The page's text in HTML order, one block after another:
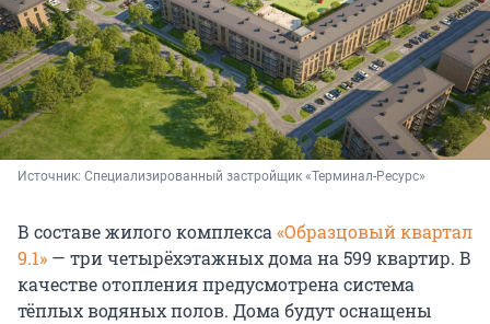
Источник: Специализированный застройщик «Терминал-Ресурс»
В составе жилого комплекса«Образцовый квартал
9.1» — три четырёхэтажных дома на 599 квартир. В
качестве отопления предусмотрена система
тёплых водяных полов. Дома будут оснащены